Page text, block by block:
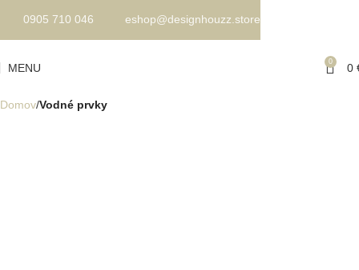
MENU 0 0
Domov Vodné prvky
0905 710 046 eshop@designhouzz.store